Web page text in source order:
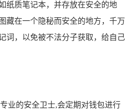
纸质笔记本，并存放在安全的地
藏在一个隐秘而安全的地方，千万
词，以免被不法分子获取，给自己
业的安全卫士,会定期对钱包进行